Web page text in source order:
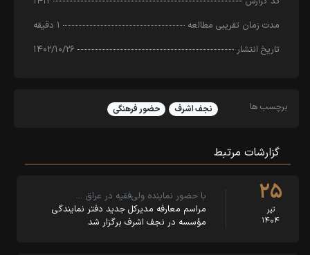
مدت زمان تقریبی مطالعه
۱ دقیقه
تاریخ انتشار
۱۴۰۲/۱۰/۲۶
برچسب ها نجف اشرف حضور فرهنگی
گزارشات مرتبط
۲۵
تیر
۱۴۰۴
با حضور نماینده ولی‌فقیه در عراق …
مراسم معارفه مدیرکل جدید دفتر نمایندگی
مؤسسه در نجف اشرف برگزار شد